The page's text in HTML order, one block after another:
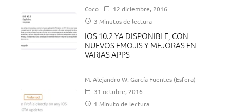
Coco
12 diciembre, 2016
3 Minutos de lectura
IOS 10.2 YA DISPONIBLE, CON
NUEVOS EMOJIS Y MEJORAS EN
VARIAS APPS
M. Alejandro W. García Fuentes (Esfera)
31 octubre, 2016
1 Minuto de lectura